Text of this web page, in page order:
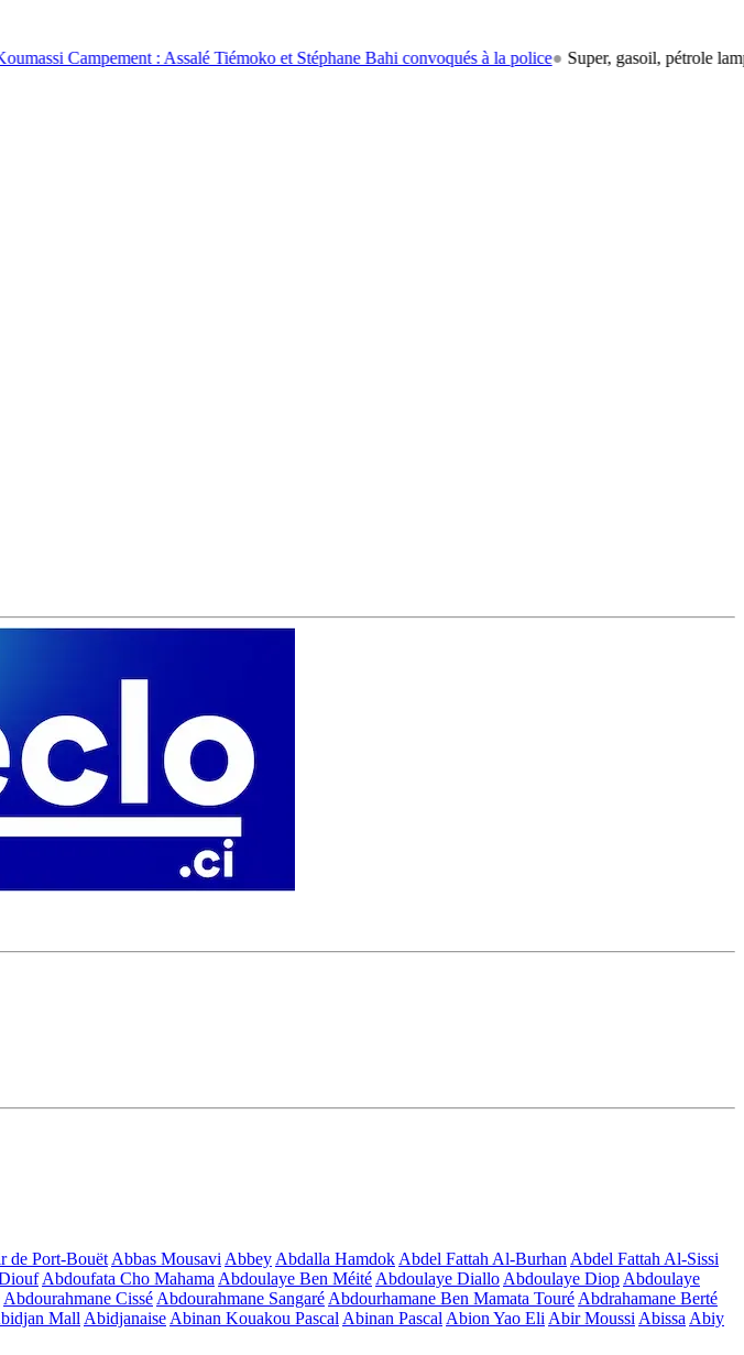
: Assalé Tiémoko et Stéphane Bahi convoqués à la police● Super, gasoil, pétrole lampant: le
de Port-Bouët Abbas Mousavi Abbey Abdalla Hamdok Abdel Fattah Al-Burhan Abdel Fattah Al-Sissi
Abdoufata Cho Mahama Abdoulaye Ben Méité Abdoulaye Diallo Abdoulaye Diop Abdoulaye
Abdourahmane Cissé Abdourahmane Sangaré Abdourhamane Ben Mamata Touré Abdrahamane Berté
Mall Abidjanaise Abinan Kouakou Pascal Abinan Pascal Abion Yao Eli Abir Moussi Abissa Abiy